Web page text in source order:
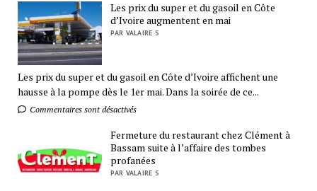
Les prix du super et du gasoil en Côte
d’Ivoire augmentent en mai
PAR VALAIRE S
Les prix du super et du gasoil en Côte d’Ivoire affichent une
hausse à la pompe dès le 1er mai. Dans la soirée de ce...
Commentaires sont désactivés
Fermeture du restaurant chez Clément à
Bassam suite à l’affaire des tombes
profanées
PAR VALAIRE S